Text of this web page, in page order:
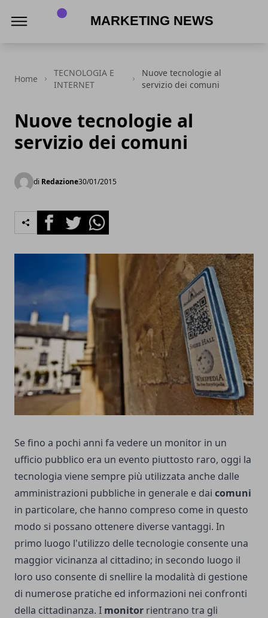
Home
TECNOLOGIA E
INTERNET
Nuove tecnologie al
servizio dei comuni
Nuove tecnologie al
servizio dei comuni
di Redazione30/01/2015
FacebookTwitterWhatsapp
Se fino a pochi anni fa vedere un monitor in un
ufficio pubblico era un evento piuttosto raro, oggi la
tecnologia viene sempre più utilizzata anche dalle
amministrazioni pubbliche in generale e dai comuni
in particolare, che hanno compreso come in questo
modo si possano ottenere diverse vantaggi. In
primo luogo l'utilizzo delle tecnologie consente una
maggior vicinanza al cittadino; in secondo luogo il
loro uso consente di snellire la modalità di gestione
di numerose pratiche ed informazioni nei confronti
della cittadinanza. I monitor rientrano tra gli